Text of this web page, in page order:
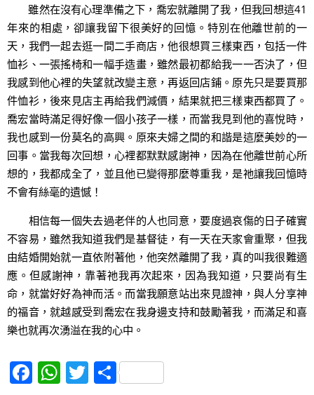
雖然在沒有心理準備之下，喬宏就離開了我，但我回想這41
年來的相處，卻讓我留下很美好的回憶。特別在他離世前的一
天，我們一起去逛一間二手商店，他很想買三樣東西，包括一件
恤衫、一張搖椅和一幅手造畫，雖然最初都給我一一否決了，但
我感到他心裡的失望就改變主意，再返回店鋪。原先只是要買那
件恤衫，後來見店主再給我們減價，結果就把三樣東西都買了。
喬宏當時滿足得好像一個小孩子一樣，而當我見到他的喜悅時，
我也感到一份莫名的高興。原來夫婦之間的和諧是這麼美妙的一
回事。當我每次回想，心裡都默默感謝神，因為在他離世前心所
想的，我都成全了，並且他已變得那麼尊重我，是祂讓我回憶時
不會有絲毫的遺憾！
相信每一個失去過老伴的人也同意，要度過哀傷的日子確實
不容易，雖然我知道我們是基督徒，有一天在天家會重聚，但我
由結婚開始就一直依附著他，他突然離開了我，真的叫我很難適
應。但感謝神，靠著祂我再次起來，因為我知道，只要尚有生
命，就當好好為神而活。而當我願意站出來見證神，與人分享神
的福音，就越感受到喬宏在我身邊支持和鼓勵著我，而滿足和喜
樂也就再次湧溢在我的心中。
F W T S